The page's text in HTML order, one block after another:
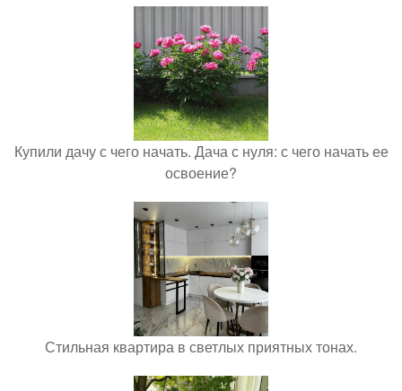
Купили дачу с чего начать. Дача с нуля: с чего начать ее
освоение?
Стильная квартира в светлых приятных тонах.